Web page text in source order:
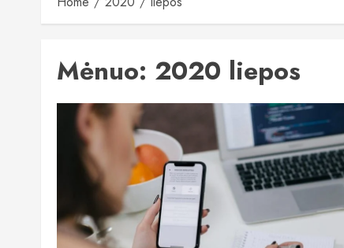
Mėnuo: 2020 liepos